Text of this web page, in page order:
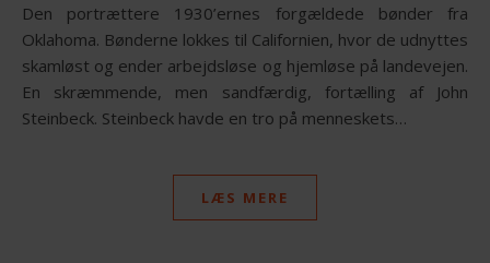
Den portrættere 1930’ernes forgældede bønder fra
Oklahoma. Bønderne lokkes til Californien, hvor de udnyttes
skamløst og ender arbejdsløse og hjemløse på landevejen.
En skræmmende, men sandfærdig, fortælling af John
Steinbeck. Steinbeck havde en tro på menneskets…
LÆS MERE